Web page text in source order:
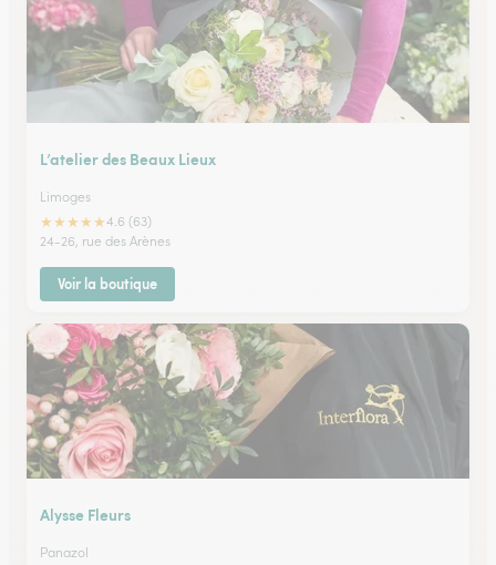
L’atelier des Beaux Lieux
Limoges
★★★★★4.6 (63)
24-26, rue des Arènes
Voir la boutique
Alysse Fleurs
Panazol